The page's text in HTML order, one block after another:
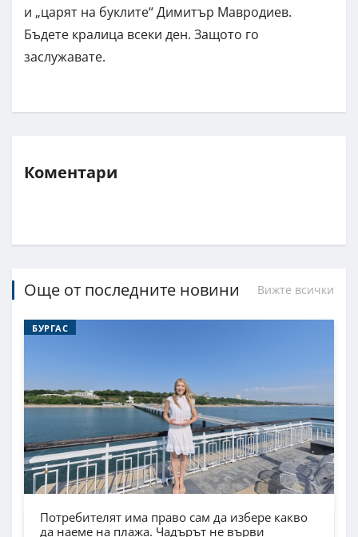
и „царят на буклите“ Димитър Мавродиев.
Бъдете кралица всеки ден. Защото го
заслужавате.
Коментари
Още от последните новини Вижте всички
БУРГАС
Потребителят има право сам да избере какво
да наеме на плажа. Чадърът не върви